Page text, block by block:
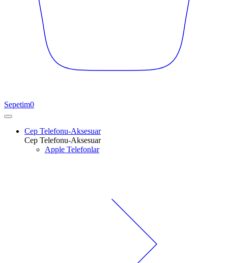
Sepetim0
Cep Telefonu-Aksesuar
Cep Telefonu-Aksesuar
Apple Telefonlar